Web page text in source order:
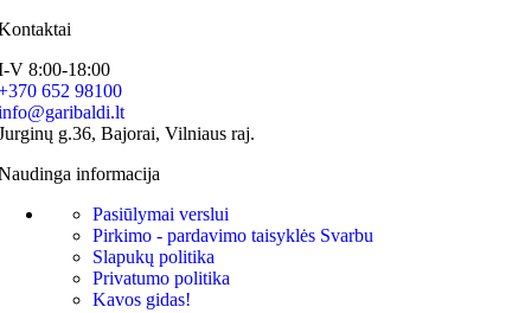
V 8:00-18:00
652 98100
g.36, Bajorai, Vilniaus raj.
informacija
Pasiūlymai verslui
Pirkimo - pardavimo taisyklės Svarbu
Slapukų politika
Privatumo politika
Kavos gidas!